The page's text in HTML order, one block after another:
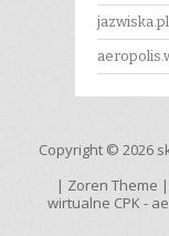
jazwiska.pl
Copyright © 2026
| Zoren Theme |
wirtualne CPK -